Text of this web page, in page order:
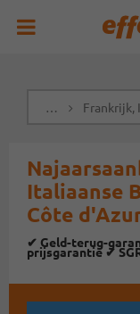
… Frankrijk,
Italiaanse
Côte
✔ Geld-terug-
prijsgarantie ✔